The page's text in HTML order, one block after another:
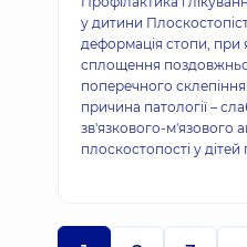
у дитини
деформація стопи, при
сплощення
поперечного
причина патології –
зв'язкового-м'язового
плоскостопості у